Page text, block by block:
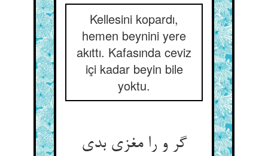
Kellesini kopardı,
hemen beynini yere
akıttı. Kafasında ceviz
içi kadar beyin bile
yoktu.
گر و را مغزی بدی